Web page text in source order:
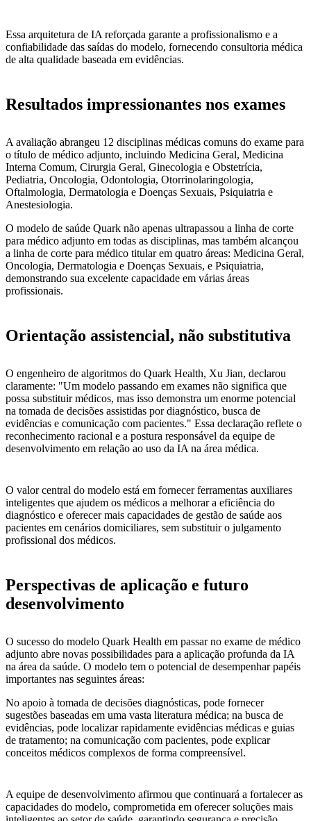
Essa arquitetura de IA reforçada garante a profissionalismo e a
confiabilidade das saídas do modelo, fornecendo consultoria médica
de alta qualidade baseada em evidências.
Resultados impressionantes nos exames
A avaliação abrangeu 12 disciplinas médicas comuns do exame para
o título de médico adjunto, incluindo Medicina Geral, Medicina
Interna Comum, Cirurgia Geral, Ginecologia e Obstetrícia,
Pediatria, Oncologia, Odontologia, Otorrinolaringologia,
Oftalmologia, Dermatologia e Doenças Sexuais, Psiquiatria e
Anestesiologia.
O modelo de saúde Quark não apenas ultrapassou a linha de corte
para médico adjunto em todas as disciplinas, mas também alcançou
a linha de corte para médico titular em quatro áreas: Medicina Geral,
Oncologia, Dermatologia e Doenças Sexuais, e Psiquiatria,
demonstrando sua excelente capacidade em várias áreas
profissionais.
Orientação assistencial, não substitutiva
O engenheiro de algoritmos do Quark Health, Xu Jian, declarou
claramente: "Um modelo passando em exames não significa que
possa substituir médicos, mas isso demonstra um enorme potencial
na tomada de decisões assistidas por diagnóstico, busca de
evidências e comunicação com pacientes." Essa declaração reflete o
reconhecimento racional e a postura responsável da equipe de
desenvolvimento em relação ao uso da IA na área médica.
O valor central do modelo está em fornecer ferramentas auxiliares
inteligentes que ajudem os médicos a melhorar a eficiência do
diagnóstico e oferecer mais capacidades de gestão de saúde aos
pacientes em cenários domiciliares, sem substituir o julgamento
profissional dos médicos.
Perspectivas de aplicação e futuro
desenvolvimento
O sucesso do modelo Quark Health em passar no exame de médico
adjunto abre novas possibilidades para a aplicação profunda da IA
na área da saúde. O modelo tem o potencial de desempenhar papéis
importantes nas seguintes áreas:
No apoio à tomada de decisões diagnósticas, pode fornecer
sugestões baseadas em uma vasta literatura médica; na busca de
evidências, pode localizar rapidamente evidências médicas e guias
de tratamento; na comunicação com pacientes, pode explicar
conceitos médicos complexos de forma compreensível.
A equipe de desenvolvimento afirmou que continuará a fortalecer as
capacidades do modelo, comprometida em oferecer soluções mais